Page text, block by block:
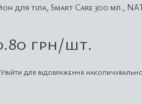
для тіла, Smart Care 300 мл.,
грн/шт.
Увійти для відображення